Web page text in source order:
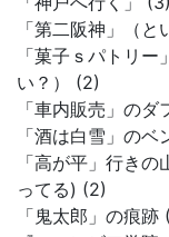
「第二阪神」（
「菓子ｓパトリ
い？） (2)
「車内販売」の
「酒は白雪」のベ
「高が平」行き
ってる) (2)
「鬼太郎」の痕跡